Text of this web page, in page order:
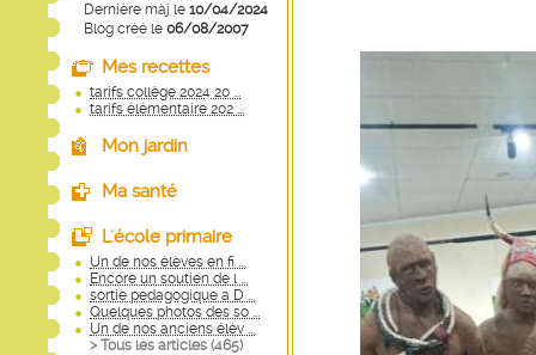
Dernière màj le 10/04/2024
Blog créé le 06/08/2007
Mes recettes
tarifs collège 2024 20 ...
tarifs élémentaire 202 ...
Mon jardin
Ma santé
L'école primaire
Un de nos élèves en fi ...
Encore un soutien de l ...
sortie pedagogique a D ...
Quelques photos des so ...
Un de nos anciens élèv ...
> Tous les articles (465)